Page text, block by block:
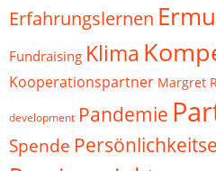
Erfahrungslernen
Fundraising Klima
Kooperationspartner Margret
development Pandemie
Spende